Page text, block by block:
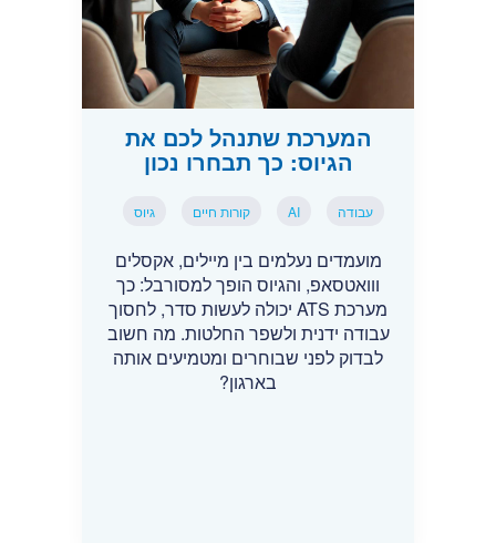
המערכת שתנהל לכם את
הגיוס: כך תבחרו נכון
עבודה AI קורות חיים גיוס
מועמדים נעלמים בין מיילים, אקסלים
ווואטסאפ, והגיוס הופך למסורבל: כך
מערכת ATS יכולה לעשות סדר, לחסוך
עבודה ידנית ולשפר החלטות. מה חשוב
לבדוק לפני שבוחרים ומטמיעים אותה
בארגון?